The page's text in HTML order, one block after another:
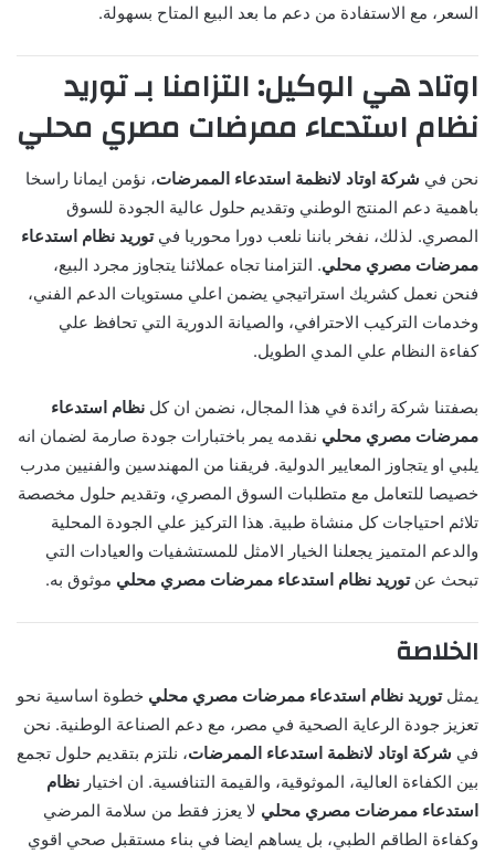
السعر، مع الاستفادة من دعم ما بعد البيع المتاح بسهولة.
اوتاد هي الوكيل: التزامنا بـ توريد
نظام استدعاء ممرضات مصري محلي
نحن في شركة اوتاد لانظمة استدعاء الممرضات، نؤمن ايمانا راسخا
باهمية دعم المنتج الوطني وتقديم حلول عالية الجودة للسوق
المصري. لذلك، نفخر باننا نلعب دورا محوريا فيتوريد نظام استدعاء
ممرضات مصري محلي. التزامنا تجاه عملائنا يتجاوز مجرد البيع،
فنحن نعمل كشريك استراتيجي يضمن اعلي مستويات الدعم الفني،
وخدمات التركيب الاحترافي، والصيانة الدورية التي تحافظ علي
كفاءة النظام علي المدي الطويل.
بصفتنا شركة رائدة في هذا المجال، نضمن ان كل نظام استدعاء
ممرضات مصري محلي نقدمه يمر باختبارات جودة صارمة لضمان انه
يلبي او يتجاوز المعايير الدولية. فريقنا من المهندسين والفنيين مدرب
خصيصا للتعامل مع متطلبات السوق المصري، وتقديم حلول مخصصة
تلائم احتياجات كل منشاة طبية. هذا التركيز علي الجودة المحلية
والدعم المتميز يجعلنا الخيار الامثل للمستشفيات والعيادات التي
تبحث عنتوريد نظام استدعاء ممرضات مصري محلي موثوق به.
الخلاصة
يمثلتوريد نظام استدعاء ممرضات مصري محلي خطوة اساسية نحو
تعزيز جودة الرعاية الصحية في مصر، مع دعم الصناعة الوطنية. نحن
في شركة اوتاد لانظمة استدعاء الممرضات، نلتزم بتقديم حلول تجمع
بين الكفاءة العالية، الموثوقية، والقيمة التنافسية. ان اختيار نظام
استدعاء ممرضات مصري محلي لا يعزز فقط من سلامة المرضي
وكفاءة الطاقم الطبي، بل يساهم ايضا في بناء مستقبل صحي اقوي